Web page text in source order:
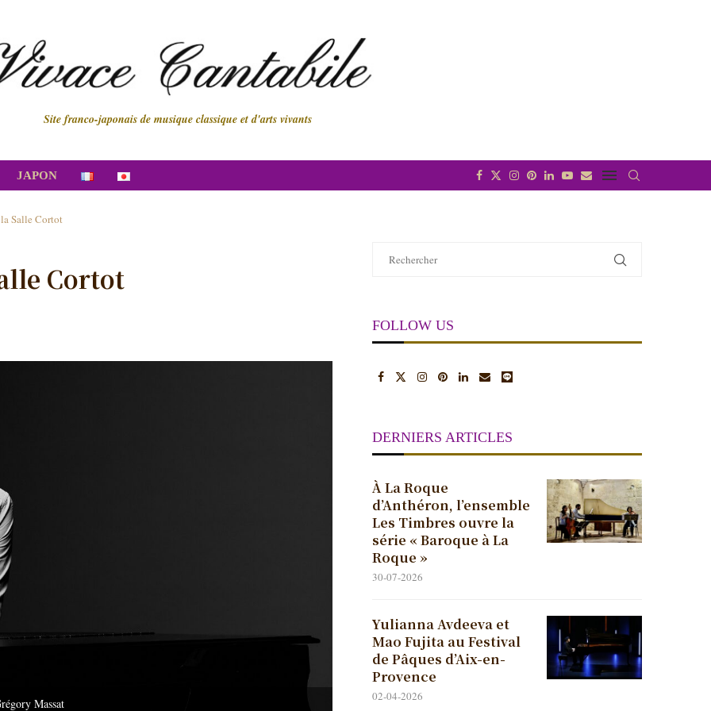
Site franco-japonais de musique classique et d'arts vivants
JAPON
Salle Cortot
Cortot
Massat
FOLLOW US
DERNIERS ARTICLES
À La Roque
d’Anthéron, l’ensemble
Les Timbres ouvre la
série « Baroque à La
Roque »
30-07-2026
Yulianna Avdeeva et
Mao Fujita au Festival
de Pâques d’Aix-en-
Provence
02-04-2026